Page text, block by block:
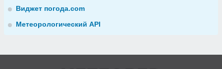
Виджет погода.com
Метеорологический API